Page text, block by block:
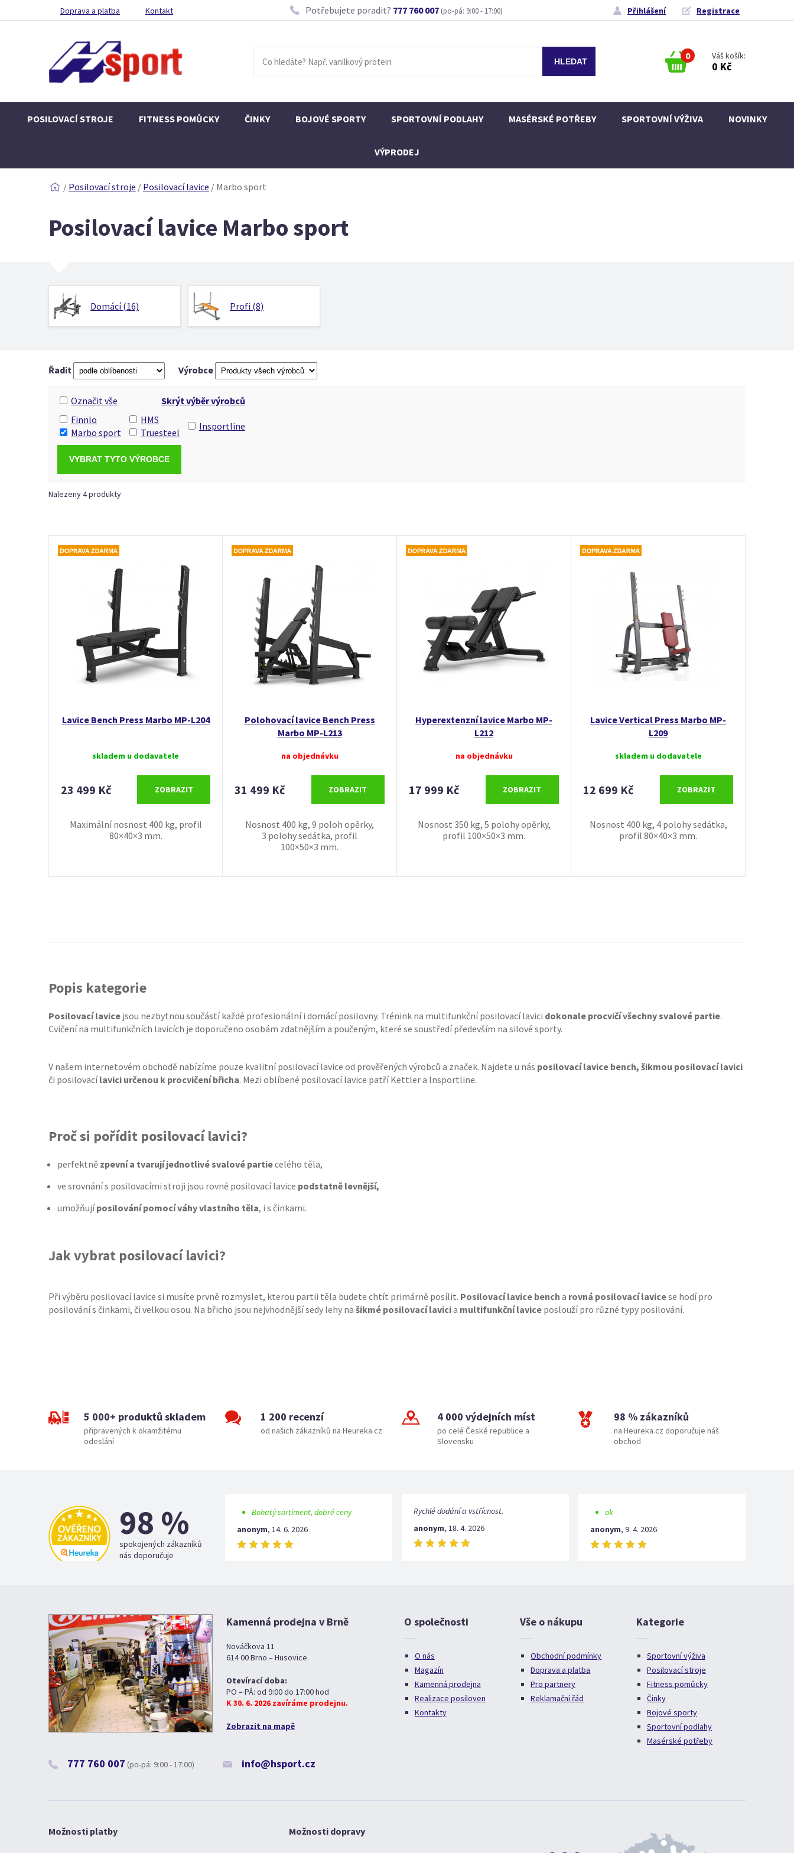
Doprava a platba Kontakt Potřebujete poradit? 777 760 007 (po-pá: 9:00 - 17:00) Přihlášení Registrace
0 Váš košík:
0 Kč
POSILOVACÍ STROJE FITNESS POMŮCKY ČINKY BOJOVÉ SPORTY SPORTOVNÍ PODLAHY MASÉRSKÉ POTŘEBY SPORTOVNÍ VÝŽIVA NOVINKY
VÝPRODEJ
/ Posilovací stroje / Posilovací lavice / Marbo sport
Posilovací lavice Marbo sport
Domácí (16) Profi (8)
Řadit Výrobce
Skrýt výběr výrobců
Označit vše
Finnlo
Marbo sport
HMS
Truesteel
Insportline
Nalezeny 4 produkty
Lavice Bench Press Marbo MP-L204
skladem u dodavatele
23 499 Kč ZOBRAZIT
Maximální nosnost 400 kg, profil
80×40×3 mm.
Polohovací lavice Bench Press
Marbo MP-L213
na objednávku
31 499 Kč ZOBRAZIT
Nosnost 400 kg, 9 poloh opěrky,
3 polohy sedátka, profil
100×50×3 mm.
Hyperextenzní lavice Marbo MP-
L212
na objednávku
17 999 Kč ZOBRAZIT
Nosnost 350 kg, 5 polohy opěrky,
profil 100×50×3 mm.
Lavice Vertical Press Marbo MP-
L209
skladem u dodavatele
12 699 Kč ZOBRAZIT
Nosnost 400 kg, 4 polohy sedátka,
profil 80×40×3 mm.
Popis kategorie
Posilovací lavice jsou nezbytnou součástí každé profesionální i domácí posilovny. Trénink na multifunkční posilovací lavici dokonale procvičí všechny svalové partie.
Cvičení na multifunkčních lavicích je doporučeno osobám zdatnějším a poučeným, které se soustředí především na silové sporty.
V našem internetovém obchodě nabízíme pouze kvalitní posilovací lavice od prověřených výrobců a značek. Najdete u nás posilovací lavice bench, šikmou posilovací lavici
či posilovacílavici určenou k procvičení břicha. Mezi oblíbené posilovací lavice patří Kettler a Insportline.
Proč si pořídit posilovací lavici?
perfektně zpevní a tvarují jednotlivé svalové partiecelého těla,
ve srovnání s posilovacími stroji jsou rovné posilovací lavice podstatně levnější,
umožňujíposilování pomocí váhy vlastního těla, i s činkami.
Jak vybrat posilovací lavici?
Při výběru posilovací lavice si musíte prvně rozmyslet, kterou partii těla budete chtít primárně posílit. Posilovací lavice bench a rovná posilovací lavicese hodí pro
posilování s činkami, či velkou osou. Na břicho jsou nejvhodnější sedy lehy na šikmé posilovací lavicia multifunkční lavice poslouží pro různé typy posilování.
5 000+ produktů skladem
připravených k okamžitému
odeslání
1 200 recenzí
od našich zákazníků na Heureka.cz
4 000 výdejních míst
po celé České republice a
Slovensku
98 % zákazníků
na Heureka.cz doporučuje náš
obchod
98 %
spokojených zákazníků
nás doporučuje
Bohatý sortiment, dobré ceny
anonym, 14. 6. 2026
Rychlé dodání a vstřícnost.
anonym, 18. 4. 2026
ok
anonym, 9. 4. 2026
Kamenná prodejna v Brně
Nováčkova 11
614 00 Brno – Husovice
Otevírací doba:
PO – PÁ: od 9:00 do 17:00 hod
K 30. 6. 2026 zavíráme prodejnu.
Zobrazit na mapě
777 760 007 (po-pá: 9:00 - 17:00) info@hsport.cz
O společnosti
O nás
Magazín
Kamenná prodejna
Realizace posiloven
Kontakty
Vše o nákupu
Obchodní podmínky
Doprava a platba
Pro partnery
Reklamační řád
Kategorie
Sportovní výživa
Posilovací stroje
Fitness pomůcky
Činky
Bojové sporty
Sportovní podlahy
Masérské potřeby
Možnosti platby Možnosti dopravy